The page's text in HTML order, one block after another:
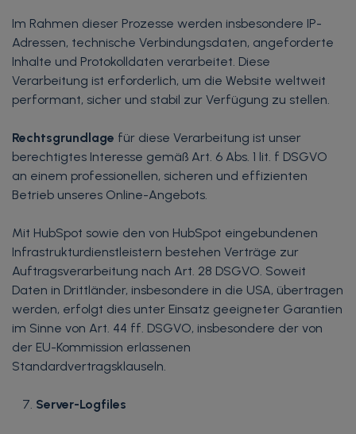
Im Rahmen dieser Prozesse werden insbesondere IP-
Adressen, technische Verbindungsdaten, angeforderte
Inhalte und Protokolldaten verarbeitet. Diese
Verarbeitung ist erforderlich, um die Website weltweit
performant, sicher und stabil zur Verfügung zu stellen.
Rechtsgrundlage für diese Verarbeitung ist unser
berechtigtes Interesse gemäß Art. 6 Abs. 1 lit. f DSGVO
an einem professionellen, sicheren und effizienten
Betrieb unseres Online-Angebots.
Mit HubSpot sowie den von HubSpot eingebundenen
Infrastrukturdienstleistern bestehen Verträge zur
Auftragsverarbeitung nach Art. 28 DSGVO. Soweit
Daten in Drittländer, insbesondere in die USA, übertragen
werden, erfolgt dies unter Einsatz geeigneter Garantien
im Sinne von Art. 44 ff. DSGVO, insbesondere der von
der EU-Kommission erlassenen
Standardvertragsklauseln.
Server-Logfiles